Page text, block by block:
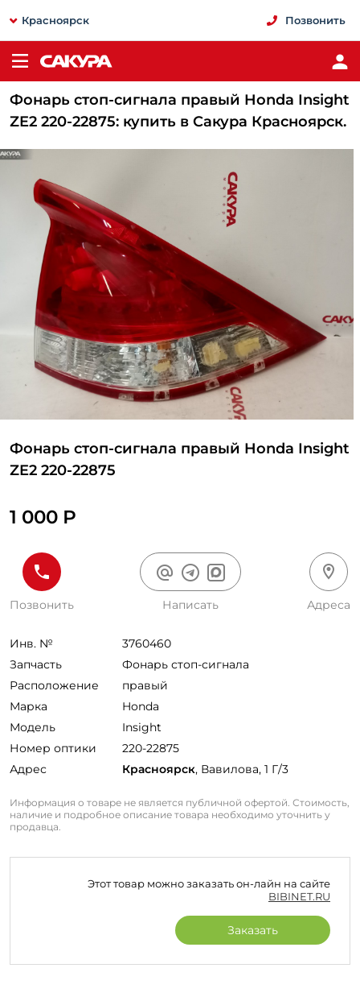
Красноярск Позвонить
Фонарь стоп-сигнала правый Honda Insight
ZE2 220-22875: купить в Сакура Красноярск.
Фонарь стоп-сигнала правый Honda Insight
ZE2 220-22875
1 000 Р
Позвонить Написать Адреса
Инв. №
3760460
Запчасть
Фонарь стоп-сигнала
Расположение
правый
Марка
Honda
Модель
Insight
Номер оптики
220-22875
Адрес
Красноярск, Вавилова, 1 Г/3
Информация о товаре не является публичной офертой. Стоимость,
наличие и подробное описание товара необходимо уточнить у
продавца.
Этот товар можно заказать он-лайн на сайте
BIBINET.RU
Заказать